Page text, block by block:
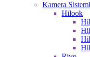
Kamera
Hilook